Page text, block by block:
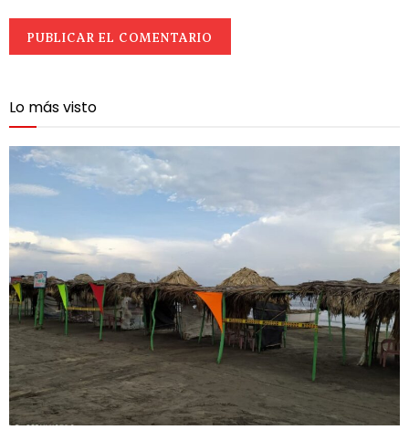
Lo más visto